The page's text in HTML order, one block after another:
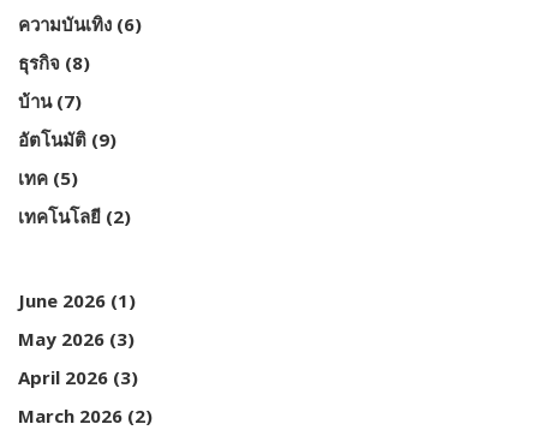
ความบันเทิง (6)
ธุรกิจ (8)
บ้าน(7)
อัตโนมัติ (9)
เทค (5)
เทคโนโลยี (2)
June 2026 (1)
May 2026 (3)
April 2026 (3)
March 2026 (2)